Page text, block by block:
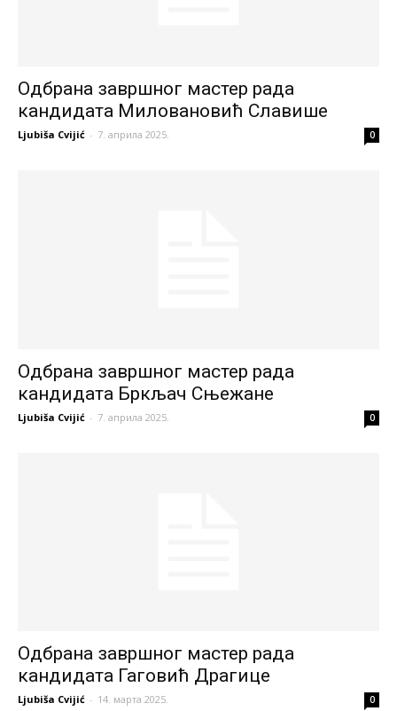
Одбрана завршног мастер рада
кандидата Миловановић Славише
Ljubiša Cvijić - 7. априла 2025. 0
Одбрана завршног мастер рада
кандидата Бркљач Сњежане
Ljubiša Cvijić - 7. априла 2025. 0
Одбрана завршног мастер рада
кандидата Гаговић Драгице
Ljubiša Cvijić - 14. марта 2025. 0